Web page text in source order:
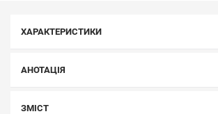
ХАРАКТЕРИСТИКИ
АНОТАЦІЯ
ЗМІСТ